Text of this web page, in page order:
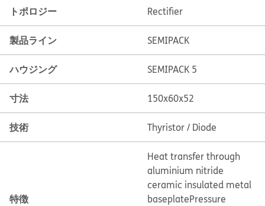
トポロジー Rectifier
製品ライン SEMIPACK
ハウジング SEMIPACK 5
寸法 150x60x52
技術 Thyristor / Diode
特徴
Heat transfer through
aluminium nitride
ceramic insulated metal
baseplatePressure